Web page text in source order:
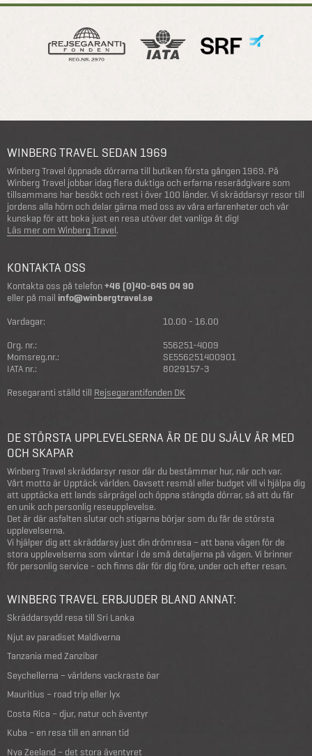
WINBERG TRAVEL SEDAN 1969
Winberg Travel öppnade dörrarna till butiken första gången 1969. På
Winberg Travel jobbar idag flera duktiga och erfarna reserådgivare som
tillsammans har besökt och rest i över 100 länder. Vi skräddarsyr resor till
jordens alla hörn och delar gärna med oss av våra erfarenheter och vår
kunskap för att boka just en resa utöver det vanliga åt dig!
Läs mer om Winberg Travel.
KONTAKTA OSS
Kontakta oss på telefon+46 (0)40-645 04 90
eller på mail info@winbergtravel.se
Vardagar:
10.00 - 16.00
Org. nr.:
556251-4009
Momsreg.nr.:
SE556251400901
IATA nr.:
8029157-3
Resegaranti ställd till Rejsegarantifonden DK
DE STÖRSTA UPPLEVELSERNA ÄR DE DU SJÄLV ÄR MED
OCH SKAPAR
Winberg Travel skräddarsyr resor där du bestämmer hur, när och var.
Vårt motto är Upptäck världen. Oavsett resmål eller budget vill vi hjälpa dig
att upptäcka ett lands särprägel och öppna stängda dörrar, så att du får
en unik och personlig reseupplevelse.
Det är där asfalten slutar och stigarna börjar som du får de största
upplevelserna.
Vi hjälper dig att skräddarsy just din drömresa – att bana vägen för de
stora upplevelserna som väntar i de små detaljerna på vägen. Vi brinner
för personlig service - och finns där för dig före, under och efter resan.
WINBERG TRAVEL ERBJUDER BLAND ANNAT:
Skräddarsydd resa till Sri Lanka
Njut av paradiset Maldiverna
Tanzania med Zanzibar
Seychellerna – världens vackraste öar
Mauritius – road trip eller lyx
Costa Rica – djur, natur och äventyr
Kuba – en resa till en annan tid
Nya Zeeland – det stora äventyret